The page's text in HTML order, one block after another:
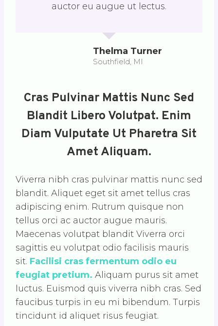
auctor eu augue ut lectus.
Thelma Turner
Southfield, MI
Cras Pulvinar Mattis Nunc Sed
Blandit Libero Volutpat. Enim
Diam Vulputate Ut Pharetra Sit
Amet Aliquam.
Viverra nibh cras pulvinar mattis nunc sed
blandit. Aliquet eget sit amet tellus cras
adipiscing enim. Rutrum quisque non
tellus orci ac auctor augue mauris.
Maecenas volutpat blandit Viverra orci
sagittis eu volutpat odio facilisis mauris
sit. Facilisi cras fermentum odio eu
feugiat pretium. Aliquam purus sit amet
luctus. Euismod quis viverra nibh cras. Sed
faucibus turpis in eu mi bibendum. Turpis
tincidunt id aliquet risus feugiat.